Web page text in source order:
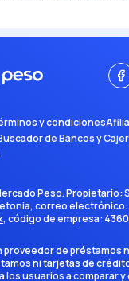
y condiciones
de Bancos y
Peso. Propietario:
, correo electrónico:
, código de empresa:
proveedor de préstamos
ni tarjetas de
los usuarios a comparar